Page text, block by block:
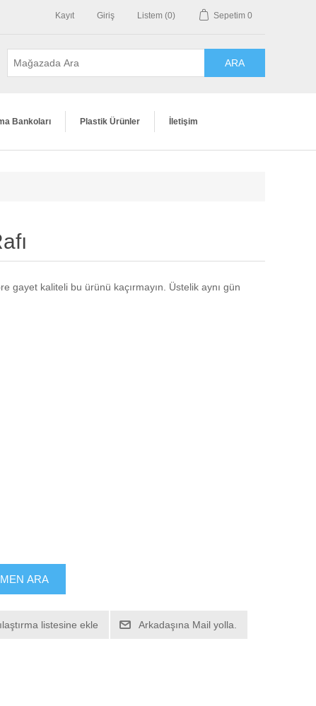
Kayıt Giriş Listem (0) Sepetim 0
Bankoları Plastik Ürünler İletişim
gayet kaliteli bu ürünü kaçırmayın. Üstelik aynı gün